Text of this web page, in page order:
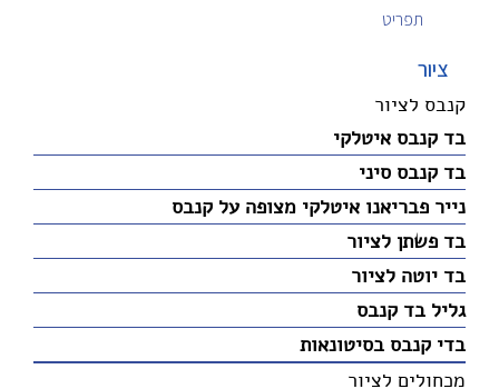
תפריט
ציור
קנבס לציור
בד קנבס איטלקי
בד קנבס סיני
נייר פבריאנו איטלקי מצופה על קנבס
בד פשתן לציור
בד יוטה לציור
גליל בד קנבס
בדי קנבס בסיטונאות
מכחולים לציור